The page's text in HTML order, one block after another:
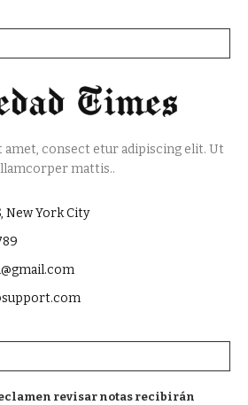
consect etur adipiscing elit. Ut
mattis..
New York City
revisar notas recibirán